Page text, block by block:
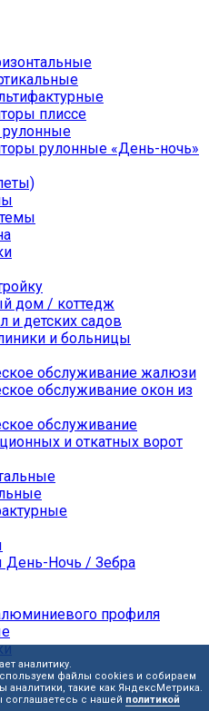
плиссе
рулонные «День-ночь»
дом / коттедж
детских садов
и больницы
обслуживание жалюзи
обслуживание окон из
обслуживание
и откатных ворот
Ночь / Зебра
профиля
аналитику.
файлы cookies и собираем
такие как ЯндексМетрика.
соглашаетесь с нашей политикой